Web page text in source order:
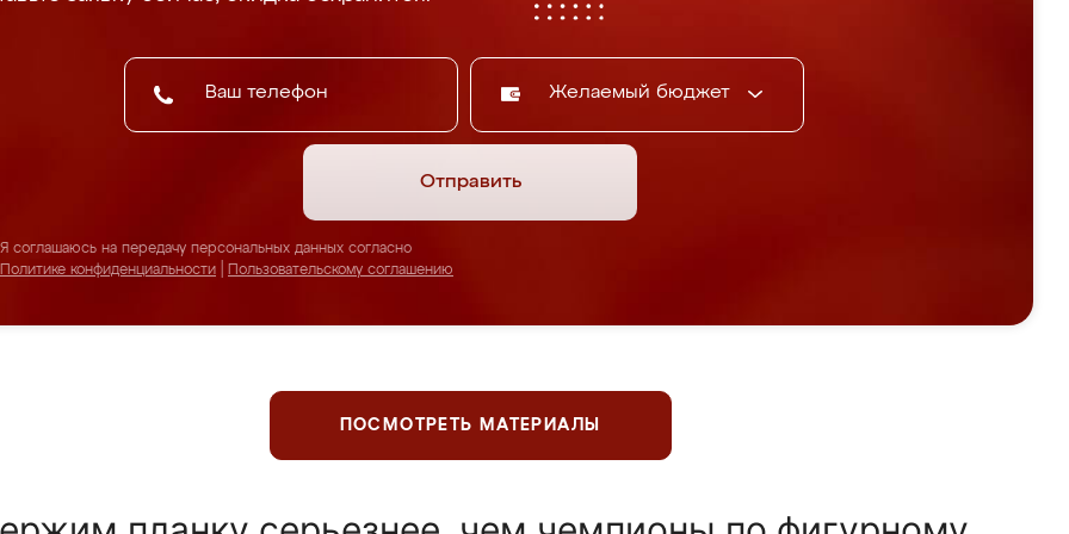
Желаемый бюджет
Отправить
Я соглашаюсь на передачу персональных данных согласно
Политике конфиденциальности
Пользовательскому соглашению
ПОСМОТРЕТЬ МАТЕРИАЛЫ